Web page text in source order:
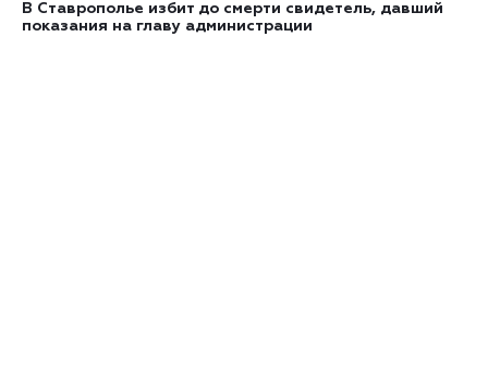
В Ставрополье избит до смерти свидетель, давший
показания на главу администрации